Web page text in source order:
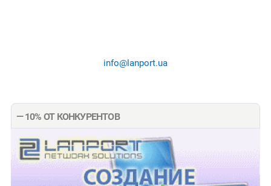
info@lanport.ua
— 10% ОТ КОНКУРЕНТОВ